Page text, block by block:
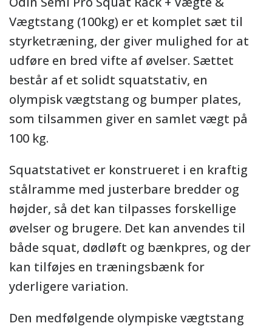
Vægtstang (100kg) er et komplet sæt til
styrketræning, der giver mulighed for at
udføre en bred vifte af øvelser. Sættet
består af et solidt squatstativ, en
olympisk vægtstang og bumper plates,
som tilsammen giver en samlet vægt på
100 kg.
Squatstativet er konstrueret i en kraftig
stålramme med justerbare bredder og
højder, så det kan tilpasses forskellige
øvelser og brugere. Det kan anvendes til
både squat, dødløft og bænkpres, og der
kan tilføjes en træningsbænk for
yderligere variation.
Den medfølgende olympiske vægtstang